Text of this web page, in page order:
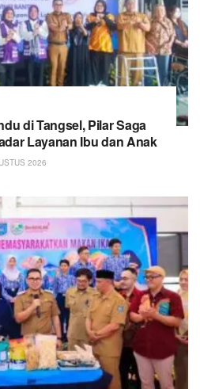
di Tangsel, Pilar Saga
Layanan Ibu dan Anak
2026